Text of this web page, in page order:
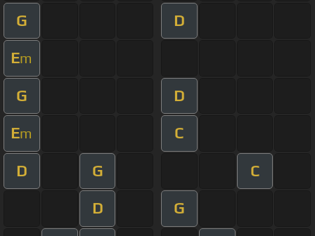
G D
Em
G D
Em C
D G C
D G